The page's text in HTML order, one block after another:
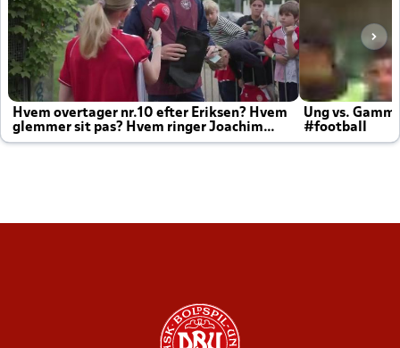
Hvem overtager nr.10 efter Eriksen? Hvem
glemmer sit pas? Hvem ringer Joachim
altid til efter kampe?
Ung vs.
#football